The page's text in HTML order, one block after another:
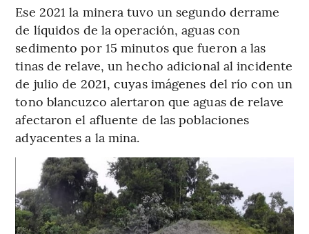
Ese 2021 la minera tuvo un segundo derrame
de líquidos de la operación, aguas con
sedimento por 15 minutos que fueron a las
tinas de relave, un hecho adicional al incidente
de julio de 2021, cuyas imágenes del río con un
tono blancuzco alertaron que aguas de relave
afectaron el afluente de las poblaciones
adyacentes a la mina.